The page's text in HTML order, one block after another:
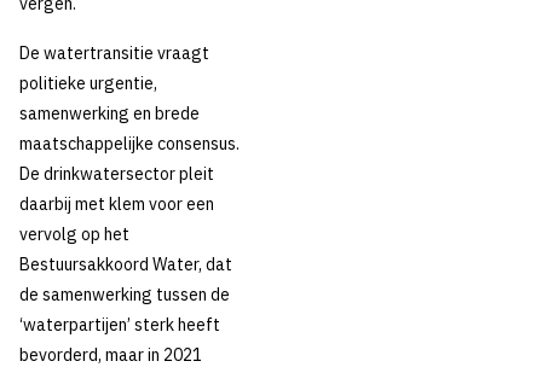
De watertransitie vraagt
politieke urgentie,
samenwerking en brede
maatschappelijke consensus.
De drinkwatersector pleit
daarbij met klem voor een
vervolg op het
Bestuursakkoord Water, dat
de samenwerking tussen de
‘waterpartijen’ sterk heeft
bevorderd, maar in 2021